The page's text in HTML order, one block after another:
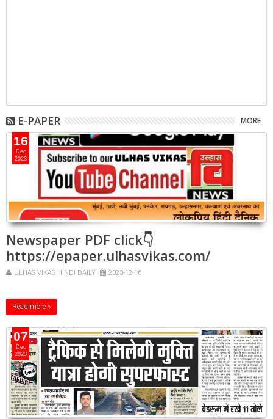
E-PAPER MORE
16
Dec
2023
Newspaper PDF click👇
https://epaper.ulhasvikas.com/
ULHAS VIKAS HINDI DAILY 2023-12-16
Read more »
07
Dec
2023